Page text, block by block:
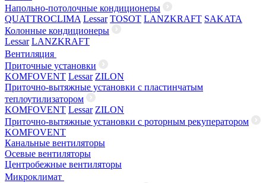
Напольно-потолочные кондиционеры
QUATTROCLIMA Lessar TOSOT LANZKRAFT SAKATA
Колонные кондиционеры
Lessar LANZKRAFT
Вентиляция
Приточные установки
KOMFOVENT Lessar ZILON
Приточно-вытяжные установки с пластинчатым
теплоутилизатором
KOMFOVENT Lessar ZILON
Приточно-вытяжные установки с роторным рекуператором
KOMFOVENT
Канальные вентиляторы
Осевые вентиляторы
Центробежные вентиляторы
Микроклимат